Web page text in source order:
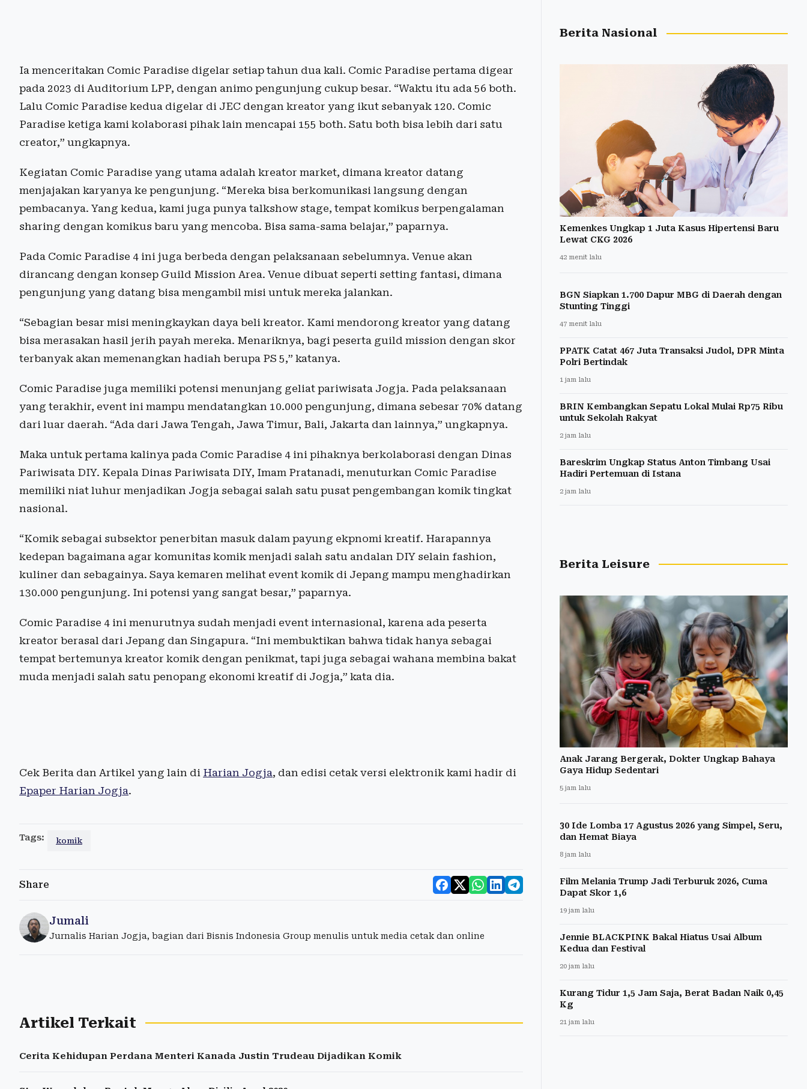
Ia menceritakan Comic Paradise digelar setiap tahun dua kali. Comic Paradise pertama digear
pada 2023 di Auditorium LPP, dengan animo pengunjung cukup besar. “Waktu itu ada 56 both.
Lalu Comic Paradise kedua digelar di JEC dengan kreator yang ikut sebanyak 120. Comic
Paradise ketiga kami kolaborasi pihak lain mencapai 155 both. Satu both bisa lebih dari satu
creator,” ungkapnya.
Kegiatan Comic Paradise yang utama adalah kreator market, dimana kreator datang
menjajakan karyanya ke pengunjung. “Mereka bisa berkomunikasi langsung dengan
pembacanya. Yang kedua, kami juga punya talkshow stage, tempat komikus berpengalaman
sharing dengan komikus baru yang mencoba. Bisa sama-sama belajar,” paparnya.
Pada Comic Paradise 4 ini juga berbeda dengan pelaksanaan sebelumnya. Venue akan
dirancang dengan konsep Guild Mission Area. Venue dibuat seperti setting fantasi, dimana
pengunjung yang datang bisa mengambil misi untuk mereka jalankan.
“Sebagian besar misi meningkaykan daya beli kreator. Kami mendorong kreator yang datang
bisa merasakan hasil jerih payah mereka. Menariknya, bagi peserta guild mission dengan skor
terbanyak akan memenangkan hadiah berupa PS 5,” katanya.
Comic Paradise juga memiliki potensi menunjang geliat pariwisata Jogja. Pada pelaksanaan
yang terakhir, event ini mampu mendatangkan 10.000 pengunjung, dimana sebesar 70% datang
dari luar daerah. “Ada dari Jawa Tengah, Jawa Timur, Bali, Jakarta dan lainnya,” ungkapnya.
Maka untuk pertama kalinya pada Comic Paradise 4 ini pihaknya berkolaborasi dengan Dinas
Pariwisata DIY. Kepala Dinas Pariwisata DIY, Imam Pratanadi, menuturkan Comic Paradise
memiliki niat luhur menjadikan Jogja sebagai salah satu pusat pengembangan komik tingkat
nasional.
“Komik sebagai subsektor penerbitan masuk dalam payung ekpnomi kreatif. Harapannya
kedepan bagaimana agar komunitas komik menjadi salah satu andalan DIY selain fashion,
kuliner dan sebagainya. Saya kemaren melihat event komik di Jepang mampu menghadirkan
130.000 pengunjung. Ini potensi yang sangat besar,” paparnya.
Comic Paradise 4 ini menurutnya sudah menjadi event internasional, karena ada peserta
kreator berasal dari Jepang dan Singapura. “Ini membuktikan bahwa tidak hanya sebagai
tempat bertemunya kreator komik dengan penikmat, tapi juga sebagai wahana membina bakat
muda menjadi salah satu penopang ekonomi kreatif di Jogja,” kata dia.
Cek Berita dan Artikel yang lain di Harian Jogja, dan edisi cetak versi elektronik kami hadir di
Epaper Harian Jogja.
Tags: komik
Share
Jumali
Jurnalis Harian Jogja, bagian dari Bisnis Indonesia Group menulis untuk media cetak dan online
Artikel Terkait
Cerita Kehidupan Perdana Menteri Kanada Justin Trudeau Dijadikan Komik
Berita Nasional
Kemenkes Ungkap 1 Juta Kasus Hipertensi Baru
Lewat CKG 2026
42 menit lalu
BGN Siapkan 1.700 Dapur MBG di Daerah dengan
Stunting Tinggi
47 menit lalu
PPATK Catat 467 Juta Transaksi Judol, DPR Minta
Polri Bertindak
1 jam lalu
BRIN Kembangkan Sepatu Lokal Mulai Rp75 Ribu
untuk Sekolah Rakyat
2 jam lalu
Bareskrim Ungkap Status Anton Timbang Usai
Hadiri Pertemuan di Istana
2 jam lalu
Berita Leisure
Anak Jarang Bergerak, Dokter Ungkap Bahaya
Gaya Hidup Sedentari
5 jam lalu
30 Ide Lomba 17 Agustus 2026 yang Simpel, Seru,
dan Hemat Biaya
8 jam lalu
Film Melania Trump Jadi Terburuk 2026, Cuma
Dapat Skor 1,6
19 jam lalu
Jennie BLACKPINK Bakal Hiatus Usai Album
Kedua dan Festival
20 jam lalu
Kurang Tidur 1,5 Jam Saja, Berat Badan Naik 0,45
Kg
21 jam lalu